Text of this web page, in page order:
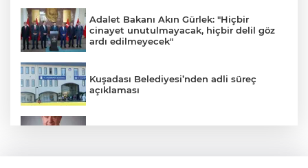
Adalet Bakanı Akın Gürlek: "Hiçbir
cinayet unutulmayacak, hiçbir delil göz
ardı edilmeyecek"
Kuşadası Belediyesi’nden adli süreç
açıklaması